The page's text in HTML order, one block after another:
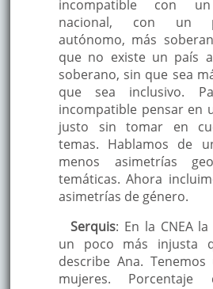
incompatible con
nacional, con un
autónomo, más
que no existe un país
soberano, sin que sea
que sea inclusivo.
incompatible pensar en
justo sin tomar en
temas. Hablamos de
menos asimetrías
temáticas. Ahora
asimetrías de género.
Serquis: En la CNEA
un poco más injusta
describe Ana.
mujeres. Porcentaje